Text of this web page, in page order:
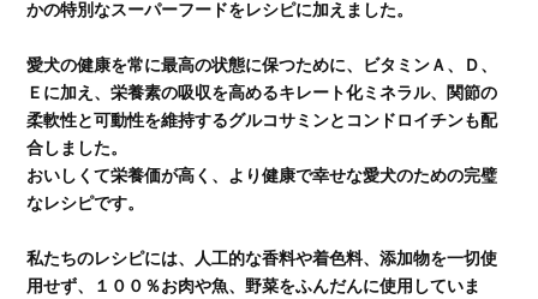
かの特別なスーパーフードをレシピに加えました。
愛犬の健康を常に最高の状態に保つために、ビタミンＡ、Ｄ、
Ｅに加え、栄養素の吸収を高めるキレート化ミネラル、関節の
柔軟性と可動性を維持するグルコサミンとコンドロイチンも配
合しました。
おいしくて栄養価が高く、より健康で幸せな愛犬のための完璧
なレシピです。
私たちのレシピには、人工的な香料や着色料、添加物を一切使
用せず、１００％お肉や魚、野菜をふんだんに使用していま